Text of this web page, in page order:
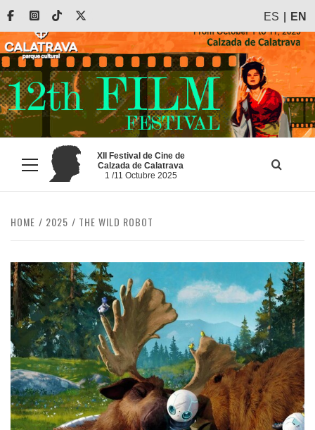
Skip
content
FacebookInstagram
Tiktok ES EN
Primary
Menu
XII Festival de Cine de
Calzada de Calatrava
1 /11 Octubre 2025
HOME 2025 THE WILD ROBOT